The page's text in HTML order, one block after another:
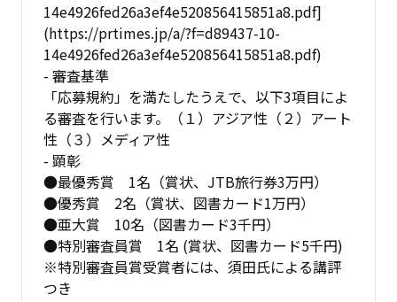
14e4926fed26a3ef4e520856415851a8.pdf]
(https://prtimes.jp/a/?f=d89437-10-
14e4926fed26a3ef4e520856415851a8.pdf)
- 審査基準
「応募規約」を満たしたうえで、以下3項目によ
る審査を行います。（１）アジア性（２）アート
性（３）メディア性
- 顕彰
●最優秀賞 1名（賞状、JTB旅行券3万円）
●優秀賞 2名（賞状、図書カード1万円）
●亜大賞 10名（図書カード3千円）
●特別審査員賞 1名 (賞状、図書カード5千円)
※特別審査員賞受賞者には、須田氏による講評
つき